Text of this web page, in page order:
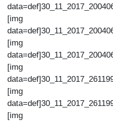
[img
[img
[img
[img
[img